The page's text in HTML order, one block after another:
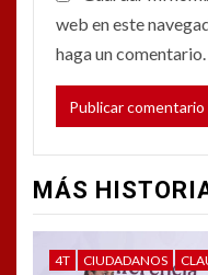
web en este
haga un comentario.
MÁS
4T CIUDADANOS